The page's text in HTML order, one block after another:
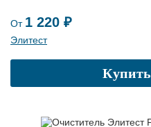
От 1 220 ₽
Элитест
Купить